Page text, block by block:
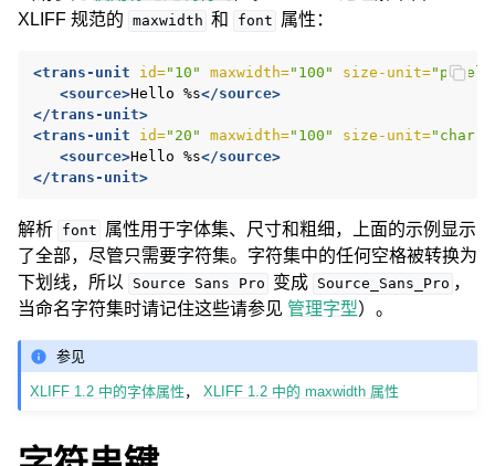
navigation of 配置说明
XLIFF 规范的 maxwidth 和 font 属性：
<trans-unit id="10" maxwidth="100" size-unit="pixel"
<source>Hello %s</source>
</trans-unit>
<trans-unit
id="20" maxwidth="100" size-unit="char"
<source>Hello %s</source>
</trans-unit>
解析 font 属性用于字体集、尺寸和粗细，上面的示例显示
了全部，尽管只需要字符集。字符集中的任何空格被转换为
下划线，所以
Source Sans Pro 变成 Source_Sans_Pro ，
当命名字符集时请记住这些请参见 管理字型）。
参见
XLIFF 1.2 中的字体属性 ，XLIFF 1.2 中的 maxwidth 属性